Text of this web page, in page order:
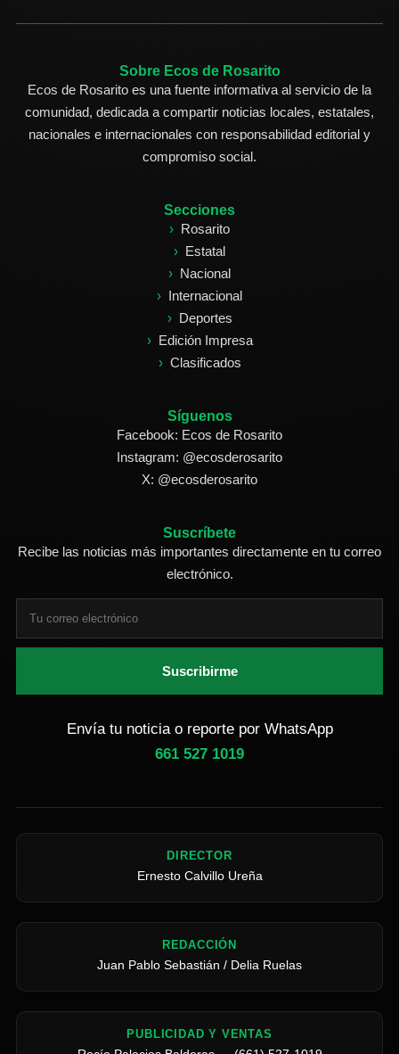
Sobre Ecos de Rosarito
Ecos de Rosarito es una fuente informativa al servicio de la
comunidad, dedicada a compartir noticias locales, estatales,
nacionales e internacionales con responsabilidad editorial y
compromiso social.
Secciones
Rosarito
Estatal
Nacional
Internacional
Deportes
Edición Impresa
Clasificados
Síguenos
Facebook: Ecos de Rosarito
Instagram: @ecosderosarito
X: @ecosderosarito
Suscríbete
Recibe las noticias más importantes directamente en tu correo
electrónico.
Suscribirme
Envía tu noticia o reporte por WhatsApp
661 527 1019
DIRECTOR
Ernesto Calvillo Ureña
REDACCIÓN
Juan Pablo Sebastián / Delia Ruelas
PUBLICIDAD Y VENTAS